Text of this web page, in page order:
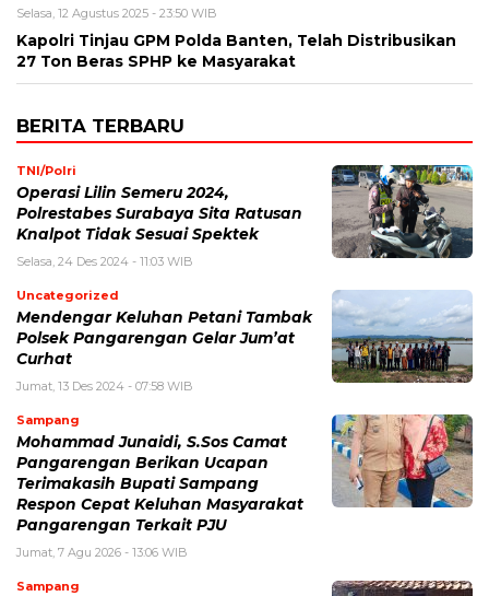
Selasa, 12 Agustus 2025 - 23:50 WIB
Kapolri Tinjau GPM Polda Banten, Telah Distribusikan
27 Ton Beras SPHP ke Masyarakat
BERITA TERBARU
TNI/Polri
Operasi Lilin Semeru 2024,
Polrestabes Surabaya Sita Ratusan
Knalpot Tidak Sesuai Spektek
Selasa, 24 Des 2024 - 11:03 WIB
Uncategorized
Mendengar Keluhan Petani Tambak
Polsek Pangarengan Gelar Jum’at
Curhat
Jumat, 13 Des 2024 - 07:58 WIB
Sampang
Mohammad Junaidi, S.Sos Camat
Pangarengan Berikan Ucapan
Terimakasih Bupati Sampang
Respon Cepat Keluhan Masyarakat
Pangarengan Terkait PJU
Jumat, 7 Agu 2026 - 13:06 WIB
Sampang